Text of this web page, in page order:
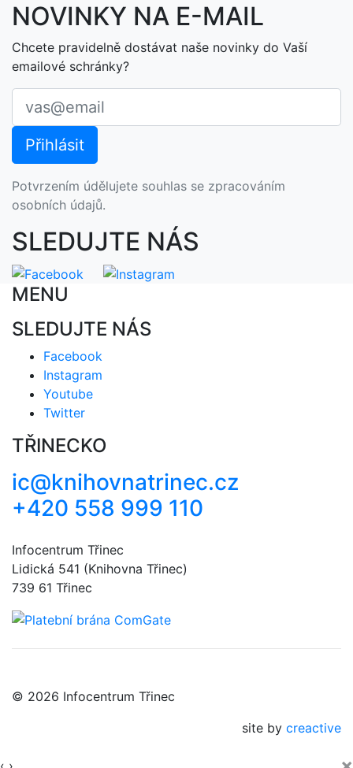
NOVINKY NA E-MAIL
Chcete pravidelně dostávat naše novinky do Vaší
emailové schránky?
Potvrzením údělujete souhlas se zpracováním
osobních údajů.
SLEDUJTE NÁS
MENU
SLEDUJTE NÁS
Facebook
Instagram
Youtube
Twitter
TŘINECKO
ic@knihovnatrinec.cz
+420 558 999 110
Infocentrum Třinec
Lidická 541 (Knihovna Třinec)
739 61 Třinec
© 2026 Infocentrum Třinec
site by creactive